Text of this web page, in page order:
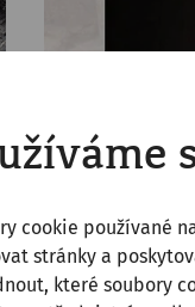
cookie používané
stránky a
které soubory